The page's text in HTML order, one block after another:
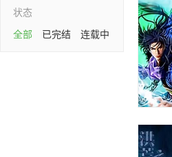
状态
全部
已完结 连载中